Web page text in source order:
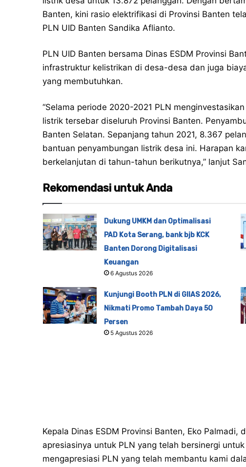
Banten, kini rasio elektrifikasi di Provinsi Banten
PLN UID Banten Sandika Aflianto.
PLN UID Banten bersama Dinas ESDM Provinsi
infrastruktur kelistrikan di desa-desa dan juga
yang membutuhkan.
“Selama periode 2020-2021 PLN
listrik tersebar diseluruh Provinsi Banten.
Banten Selatan. Sepanjang tahun 2021, 8.367
bantuan penyambungan listrik desa ini. Harapan
berkelanjutan di tahun-tahun berikutnya,” lanjut
Rekomendasi untuk Anda
Dukung UMKM dan Optimalisasi
PAD Kota Serang, bank bjb KCK
Banten Dorong Digitalisasi
Keuangan
6 Agustus 2026
Kunjungi Booth PLN di GIIAS 2026,
Nikmati Promo Tambah Daya 50
Persen
5 Agustus 2026
Kepala Dinas ESDM Provinsi Banten, Eko
apresiasinya untuk PLN yang telah bersinergi
mengapresiasi PLN yang telah membantu kami